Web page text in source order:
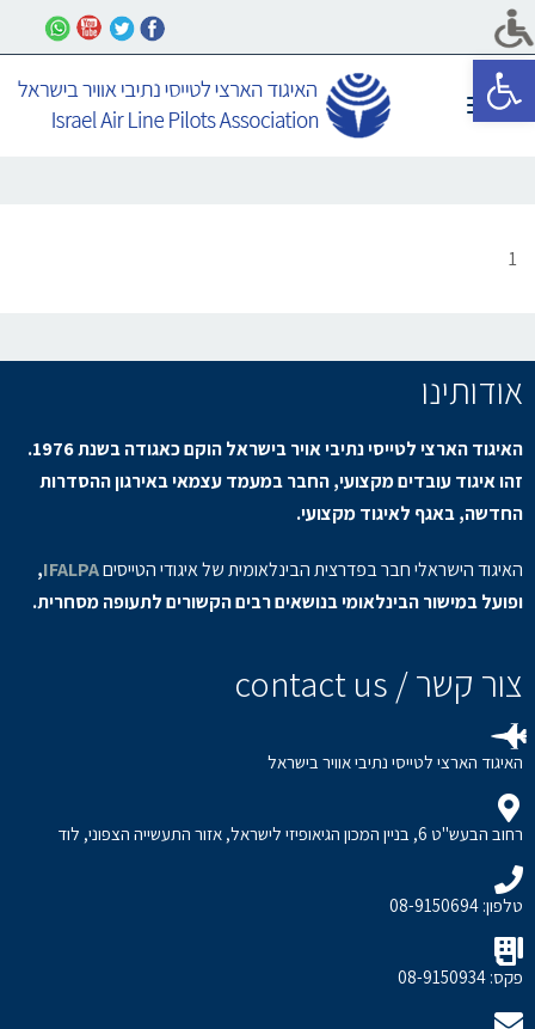
פתח סרגל נגישות
תפריט
1
אודותינו
האיגוד הארצי לטייסי נתיבי אויר בישראל הוקם כאגודה בשנת 1976.
זהו איגוד עובדים מקצועי, החבר במעמד עצמאי באירגון ההסדרות
החדשה, באגף לאיגוד מקצועי.
האיגוד הישראלי חבר בפדרצית הבינלאומית של איגודי הטייסיםIFALPA
,
ופועל במישור הבינלאומי בנושאים רבים הקשורים לתעופה מסחרית.
צור קשר / contact us
האיגוד הארצי לטייסי נתיבי אוויר בישראל
רחוב הבעש"ט 6, בניין המכון הגיאופיזי לישראל, אזור התעשייה הצפוני, לוד
טלפון: 08-9150694
פקס: 08-9150934